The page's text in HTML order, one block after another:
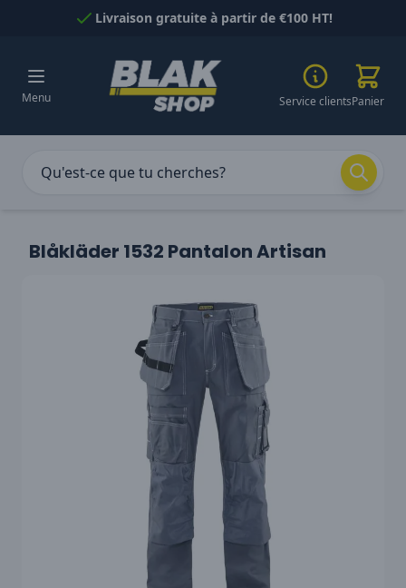
Passer au contenuLivraison gratuite à partir de €100 HT!
Menu Service clientsPanier
Blåkläder 1532 Pantalon Artisan